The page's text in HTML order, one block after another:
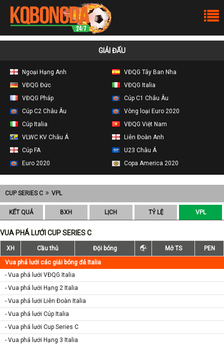
GIẢI ĐẤU
Ngoại Hạng Anh
VĐQG Tây Ban Nha
VĐQG Đức
VĐQG Italia
VĐQG Pháp
Cúp C1 Châu Âu
Cúp C2 Châu Âu
Vòng loại Euro 2020
Cúp Italia
VĐQG Việt Nam
VLWC KV Châu Á
Liên Đoàn Anh
Cúp FA
U23 Châu Á
Euro 2020
Copa America 2020
CUP SERIES C VPL
KẾT QUẢ BXH LỊCH TỶ LỆ VPL
VUA PHÁ LƯỚI CUP SERIES C
XH Cầu thủ Đội bóng Mở TS
PEN
Vua phá lưới các giải bóng đá Italia
- Vua phá lưới VĐQG Italia
- Vua phá lưới Hạng 2 Italia
- Vua phá lưới Liên Đoàn Italia
- Vua phá lưới Cúp Italia
- Vua phá lưới Cup Series C
- Vua phá lưới Hạng 3 Italia